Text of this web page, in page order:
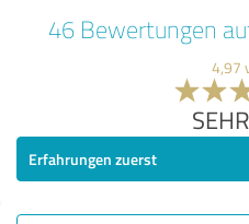
46 Bewertungen
4,97
Erfahrungen zuerst